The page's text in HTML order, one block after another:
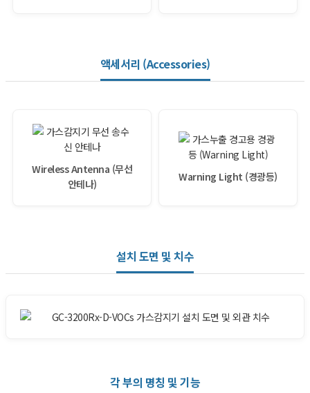
액세서리 (Accessories)
Wireless Antenna (무선
안테나)
Warning Light (경광등)
설치 도면 및 치수
각 부의 명칭 및 기능